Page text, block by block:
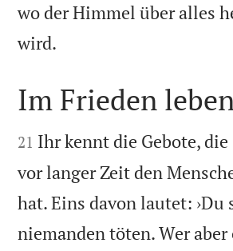
wo der Himmel über alles
wird.

Im Frieden

21 Ihr kennt die Gebote,
vor langer Zeit den
hat. Eins davon lautet: ›Du
niemanden töten. Wer